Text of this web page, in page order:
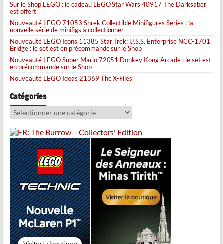
Sur le Shop LEGO : le cadeau LEGO Star Wars 40917 The Darksaber
est offert
Nouveauté LEGO 71053 Shrek Collectible Minifigures Series : la
nouvelle série de minifigs à collectionner
Nouveauté LEGO Icons 11385 Star Trek: U.S.S. Enterprise NCC-1701
Bridge : le set est en précommande sur le Shop
Nouveauté LEGO Super Mario 72051 Donkey Kong Arcade : le set est
en précommande sur le Shop
Nouveauté LEGO Ideas 21369 The X-Files
Catégories
Catégories